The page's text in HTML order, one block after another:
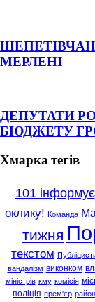
МЕРЛЕНІ
ДЕПУТАТИ
БЮДЖЕТУ
Хмарка тегів
101 інформує
оклику! Команда
тижня
текстом
вандалізм виконком
міністрів кму комісія
поліція прем'єр